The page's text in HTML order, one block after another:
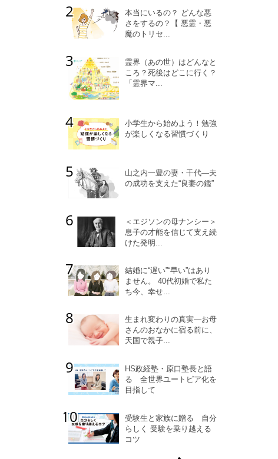
本当にいるの？ どんな悪
さをするの？【 悪霊・悪
魔のトリセ...
霊界（あの世）はどんなと
ころ？死後はどこに行く？
「霊界マ...
小学生から始めよう！勉強
が楽しくなる習慣づくり
山之内一豊の妻・千代―夫
の成功を支えた“良妻の鑑”
＜エジソンの母ナンシー＞
息子の才能を信じて支え続
けた発明...
結婚に“遅い”“早い”はあり
ません。 40代初婚で私た
ち今、幸せ...
生まれ変わりの真実―お母
さんのおなかに宿る前に、
天国で親子...
HS政経塾・原口塾長と語
る 全世界ユートピア化を
目指して
受験生と家族に贈る 自分
らしく 受験を乗り越える
コツ